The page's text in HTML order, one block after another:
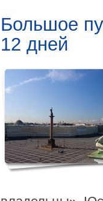
Большое
12 дней